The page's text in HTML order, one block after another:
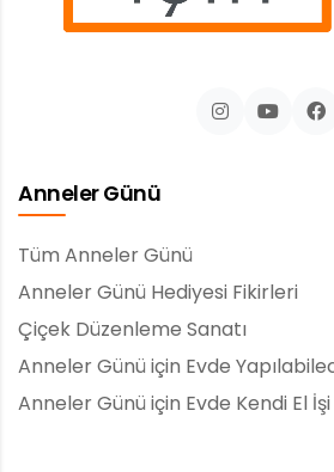
Anneler Günü
Tüm Anneler Günü
Anneler Günü Hediyesi Fikirleri
Çiçek Düzenleme Sanatı
Anneler Günü için Evde
Anneler Günü için Evde Kendi El